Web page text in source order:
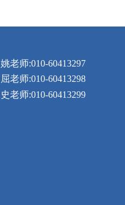
姚老师:010-60413297
屈老师:010-60413298
史老师:010-60413299